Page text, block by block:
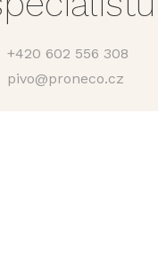
+420 602 556 308
pivo@proneco.cz